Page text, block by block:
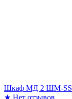
Шкаф МД 2 ШМ-SS
★ Нет отзывов